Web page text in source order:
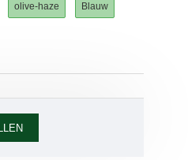
olive-haze Blauw